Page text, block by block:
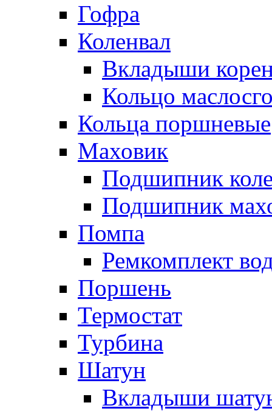
Гофра
Коленвал
Вкладыши
Кольцо
Кольца поршневые
Маховик
Подшипник
Подшипник
Помпа
Ремкомплект
Поршень
Термостат
Турбина
Шатун
Вкладыши